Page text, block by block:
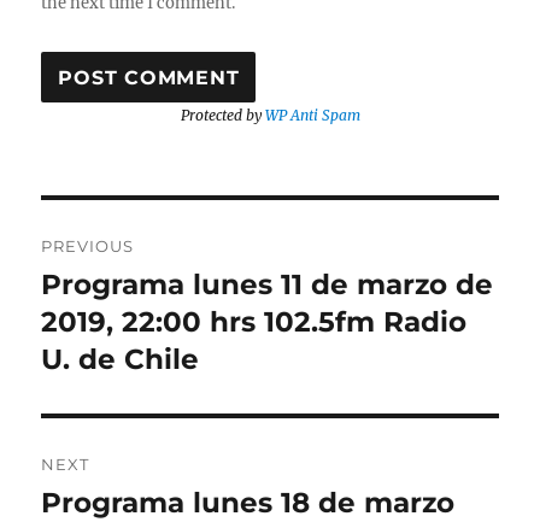
Protected byWP Anti Spam
navigation
PREVIOUS
Previous
post:
Programa lunes 11 de marzo de
2019, 22:00 hrs 102.5fm Radio
U. de Chile
NEXT
Next
Programa lunes 18 de marzo